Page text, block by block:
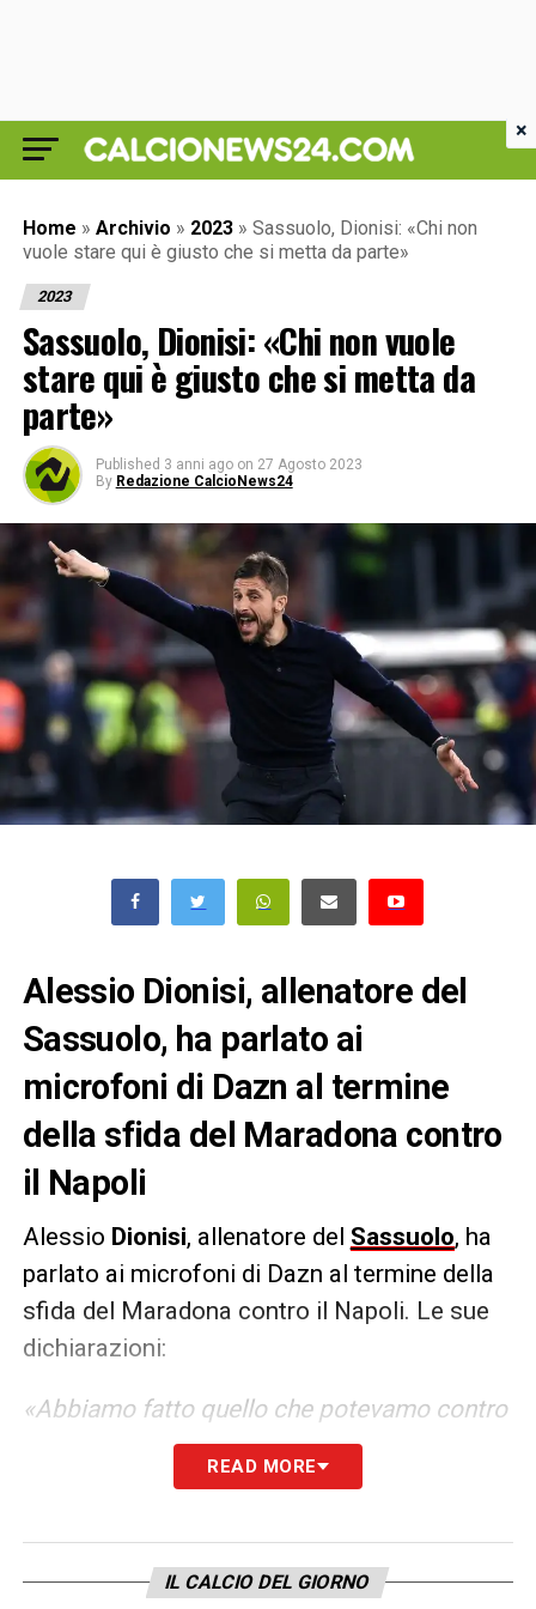
Home » Archivio » 2023 » Sassuolo, Dionisi: «Chi non
vuole stare qui è giusto che si metta da parte»
2023
Sassuolo, Dionisi: «Chi non vuole
stare qui è giusto che si metta da
parte»
Published 3 anni ago on 27 Agosto 2023
By Redazione CalcioNews24
Alessio Dionisi, allenatore del
Sassuolo, ha parlato ai
microfoni di Dazn al termine
della sfida del Maradona contro
il Napoli
Alessio Dionisi, allenatore del Sassuolo, ha
parlato ai microfoni di Dazn al termine della
sfida del Maradona contro il Napoli. Le sue
dichiarazioni:
«Abbiamo fatto quello che potevamo contro
un ottimo Napoli. Ci è mancato un pizzico di
coraggio nella ripresa, ma nel primo tempo
tutti… A Henrique ho chiesto di giocare in
READ MORE
IL CALCIO DEL GIORNO
×